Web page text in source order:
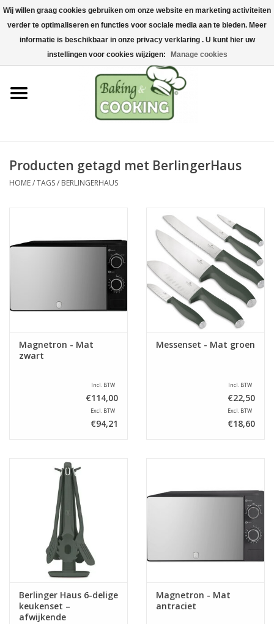
Home
Bak-& kookgerei
Machines & onderdelen
Chocolade & ijsbereiding
Hygiëne & opslag
Producten getagd met BerlingerHaus
HOME/TAGS/ BERLINGERHAUS
Magnetron - Mat
zwart
Incl. BTW
€114,00
Excl. BTW
€94,21
Messenset - Mat groen
Incl. BTW
€22,50
Excl. BTW
€18,60
Berlinger Haus 6-delige
keukenset –
afwijkende
Magnetron - Mat
antraciet
Wij willen graag cookies gebruiken om onze website en marketing activiteiten
verder te optimaliseren en functies voor sociale media aan te bieden. Meer
informatie is beschikbaar in onze privacy verklaring . U kunt hier uw
instellingen voor cookies wijzigen:
Manage cookies